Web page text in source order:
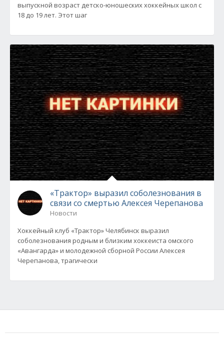
выпускной возраст детско-юношеских хоккейных школ с
18 до 19 лет. Этот шаг
«Трактор» выразил соболезнования в
связи со смертью Алексея Черепанова
Новости
Хоккейный клуб «Трактор» Челябинск выразил
соболезнования родным и близким хоккеиста омского
«Авангарда» и молодежной сборной России Алексея
Черепанова, трагически